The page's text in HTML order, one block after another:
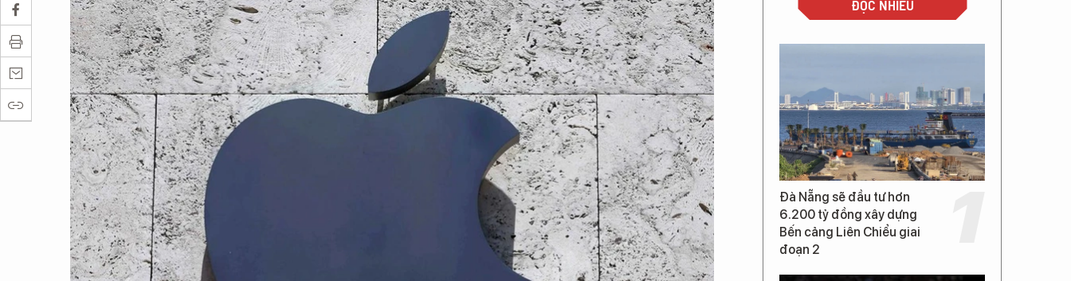
ĐỌC NHIỀU
Đà Nẵng sẽ đầu tư hơn
6.200 tỷ đồng xây dựng
Bến cảng Liên Chiểu giai
đoạn 2